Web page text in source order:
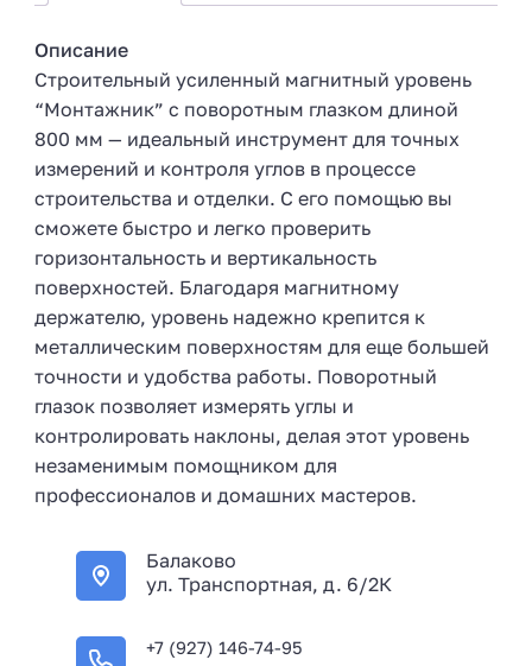
Описание
Строительный усиленный магнитный уровень
“Монтажник” с поворотным глазком длиной
800 мм — идеальный инструмент для точных
измерений и контроля углов в процессе
строительства и отделки. С его помощью вы
сможете быстро и легко проверить
горизонтальность и вертикальность
поверхностей. Благодаря магнитному
держателю, уровень надежно крепится к
металлическим поверхностям для еще большей
точности и удобства работы. Поворотный
глазок позволяет измерять углы и
контролировать наклоны, делая этот уровень
незаменимым помощником для
профессионалов и домашних мастеров.
Балаково
ул. Транспортная, д. 6/2К
+7 (927) 146-74-95